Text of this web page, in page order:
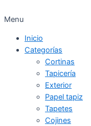
Menu
Inicio
Categorías
Cortinas
Tapicería
Exterior
Papel tapiz
Tapetes
Cojines